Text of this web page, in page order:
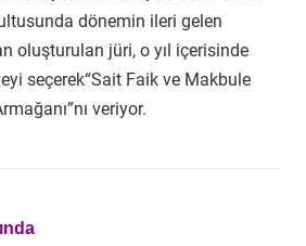
dönemin ileri gelen
oluşturulan jüri, o yıl içerisinde
seçerek“Sait Faik ve Makbule
veriyor.